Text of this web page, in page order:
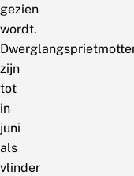
gezien
wordt.
zijn
tot
in
juni
als
vlinder